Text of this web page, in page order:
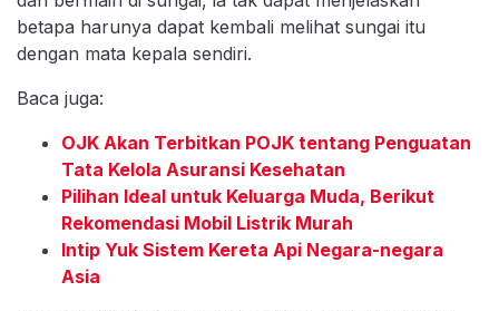
betapa harunya dapat kembali melihat sungai itu
dengan mata kepala sendiri.
Baca juga:
OJK Akan Terbitkan POJK tentang Penguatan
Tata Kelola Asuransi Kesehatan
Pilihan Ideal untuk Keluarga Muda, Berikut
Rekomendasi Mobil Listrik Murah
Intip Yuk Sistem Kereta Api Negara-negara
Asia